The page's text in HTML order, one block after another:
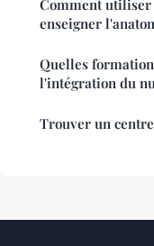
Comment
enseigner
Quelles
l'intégration du
Trouver un